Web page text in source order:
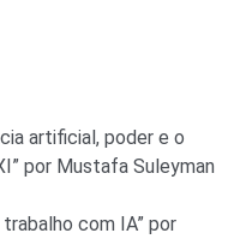
artificial, poder e o
por Mustafa Suleyman
com IA” por